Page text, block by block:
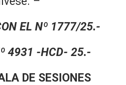
EL Nº 1777/25.-
4931 -HCD- 25.-
DE SESIONES